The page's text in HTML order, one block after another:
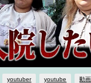
youtuber youtube 動画